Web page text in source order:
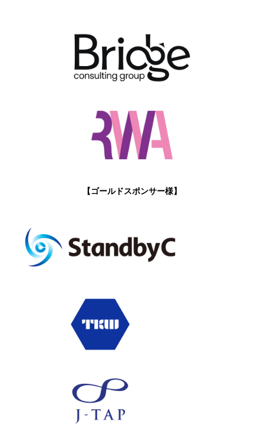
【ゴールドスポンサー様】